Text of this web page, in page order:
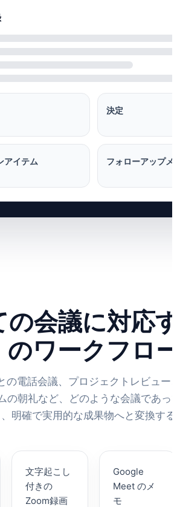
決定
アイテム フォローアップメ
の会議に対応
のワークフロ
の電話会議、プロジェクトレビュー
の朝礼など、どのような会議であっ
明確で実用的な成果物へと変換す
文字起こし
付きの
Zoom録画
Google
Meet のメ
モ